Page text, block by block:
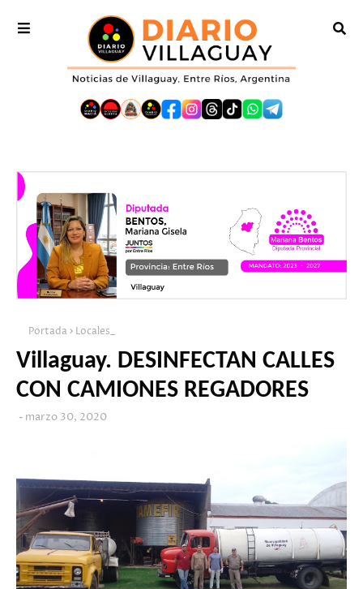
Portada Locales_
Villaguay. DESINFECTAN CALLES
CON CAMIONES REGADORES
marzo 30, 2020